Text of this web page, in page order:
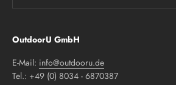
OutdoorU GmbH
E-Mail: info@outdooru.de
Tel.: +49 (0) 8034 - 6870387